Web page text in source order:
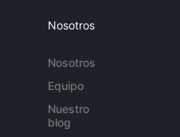
Nosotros
Nosotros
Equipo
Nuestro
blog